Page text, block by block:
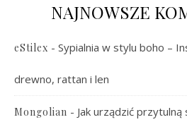
NAJNOWSZE
eStilex - Sypialnia w stylu boho –
drewno, rattan i len
Mongolian - Jak urządzić